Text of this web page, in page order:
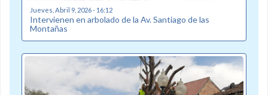
Jueves, Abril 9, 2026 - 16:12
Intervienen en arbolado de la Av. Santiago de las
Montañas